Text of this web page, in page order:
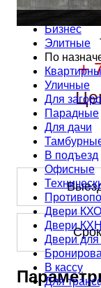
Эконом
Бизнес
Элитные
По
Уличные
Для
Парадные
Для дачи
В подъезд
Офисные
Двери КХО
Двери КХН
Двери для
В кассу
Для
+